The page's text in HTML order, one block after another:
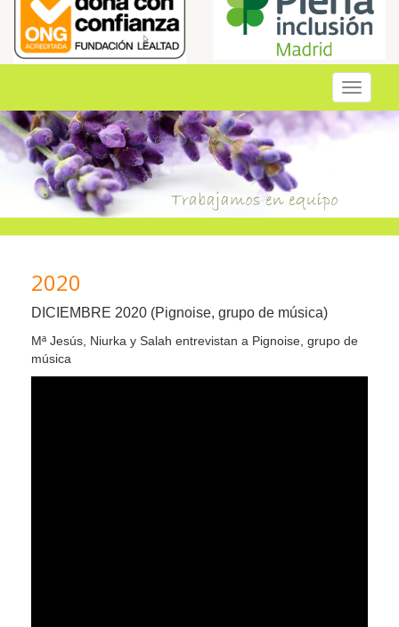
Toggle
2020
DICIEMBRE 2020 (Pignoise, grupo de música)
Mª Jesús, Niurka y Salah entrevistan a Pignoise, grupo de
música